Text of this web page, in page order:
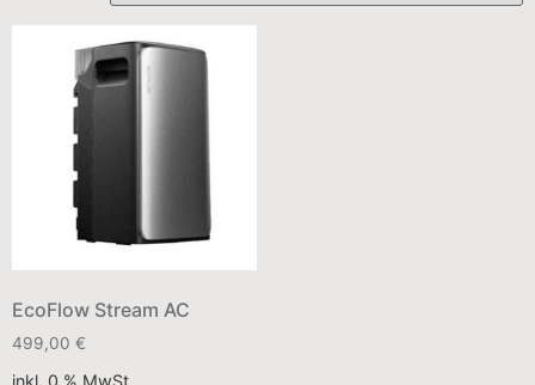
EcoFlow Stream AC
499,00 €